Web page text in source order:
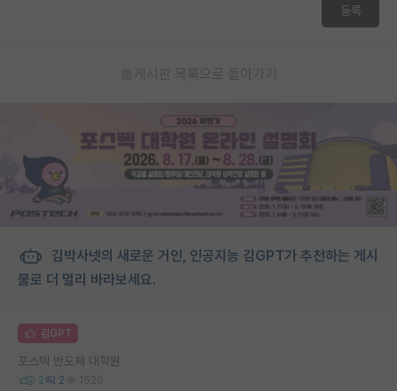
등록
게시판 목록으로 돌아가기
김박사넷의 새로운 거인, 인공지능 김GPT가 추천하는 게시
물로 더 멀리 바라보세요.
김GPT
포스텍 반도체 대학원
2 2 1526